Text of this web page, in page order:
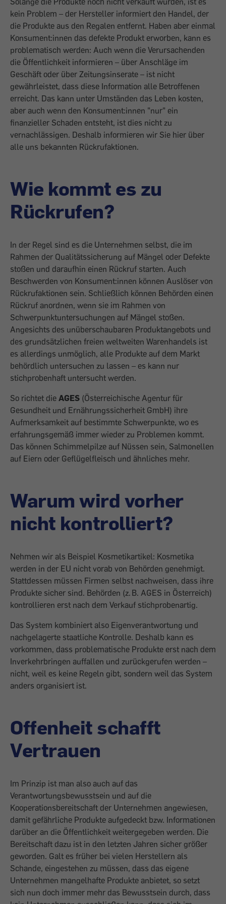
kein Problem – der Hersteller informiert den Handel, der
die Produkte aus den Regalen entfernt. Haben aber einmal
Konsument:innen das defekte Produkt erworben, kann es
problematisch werden: Auch wenn die Verursachenden
die Öffentlichkeit informieren – über Anschläge im
Geschäft oder über Zeitungsinserate – ist nicht
gewährleistet, dass diese Information alle Betroffenen
erreicht. Das kann unter Umständen das Leben kosten,
aber auch wenn den Konsument:innen "nur" ein
finanzieller Schaden entsteht, ist dies nicht zu
vernachlässigen. Deshalb informieren wir Sie hier über
alle uns bekannten Rückrufaktionen.
Wie kommt es zu
Rückrufen?
In der Regel sind es die Unternehmen selbst, die im
Rahmen der Qualitätssicherung auf Mängel oder Defekte
stoßen und daraufhin einen Rückruf starten. Auch
Beschwerden von Konsument:innen können Auslöser von
Rückrufaktionen sein. Schließlich können Behörden einen
Rückruf anordnen, wenn sie im Rahmen von
Schwerpunktuntersuchungen auf Mängel stoßen.
Angesichts des unüberschaubaren Produktangebots und
des grundsätzlichen freien weltweiten Warenhandels ist
es allerdings unmöglich, alle Produkte auf dem Markt
behördlich untersuchen zu lassen – es kann nur
stichprobenhaft untersucht werden.
So richtet die AGES (Österreichische Agentur für
Gesundheit und Ernährungssicherheit GmbH) ihre
Aufmerksamkeit auf bestimmte Schwerpunkte, wo es
erfahrungsgemäß immer wieder zu Problemen kommt.
Das können Schimmelpilze auf Nüssen sein, Salmonellen
auf Eiern oder Geflügelfleisch und ähnliches mehr.
Warum wird vorher
nicht kontrolliert?
Nehmen wir als Beispiel Kosmetikartikel: Kosmetika
werden in der EU nicht vorab von Behörden genehmigt.
Stattdessen müssen Firmen selbst nachweisen, dass ihre
Produkte sicher sind. Behörden (z. B. AGES in Österreich)
kontrollieren erst nach dem Verkauf stichprobenartig.
Das System kombiniert also Eigenverantwortung und
nachgelagerte staatliche Kontrolle. Deshalb kann es
vorkommen, dass problematische Produkte erst nach dem
Inverkehrbringen auffallen und zurückgerufen werden –
nicht, weil es keine Regeln gibt, sondern weil das System
anders organisiert ist.
Offenheit schafft
Vertrauen
Im Prinzip ist man also auch auf das
Verantwortungsbewusstsein und auf die
Kooperationsbereitschaft der Unternehmen angewiesen,
damit gefährliche Produkte aufgedeckt bzw. Informationen
darüber an die Öffentlichkeit weitergegeben werden. Die
Bereitschaft dazu ist in den letzten Jahren sicher größer
geworden. Galt es früher bei vielen Herstellern als
Schande, eingestehen zu müssen, dass das eigene
Unternehmen mangelhafte Produkte anbietet, so setzt
sich nun doch immer mehr das Bewusstsein durch, dass